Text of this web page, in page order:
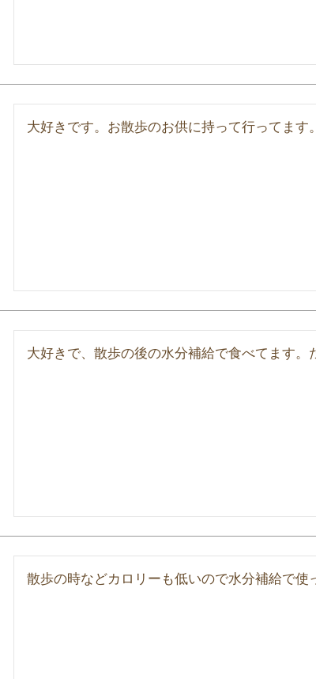
大好きです。お散歩のお供に持って行ってます
大好きで、散歩の後の水分補給で食べてます。
散歩の時などカロリーも低いので水分補給で使